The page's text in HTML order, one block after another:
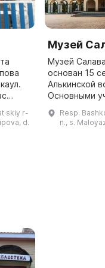
r-
d.
Музей
Музей
основан 15
Алькинской
Основными
Сайфуллин.
Resp.
n., s.